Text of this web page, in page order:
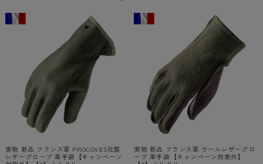
実物 新品 フランス軍 PROCOVES社製
レザーグローブ 革手袋【キャンペーン
実物 新品 フランス軍 ウールレザーグロ
ーブ 革手袋【キャンペーン対象外】